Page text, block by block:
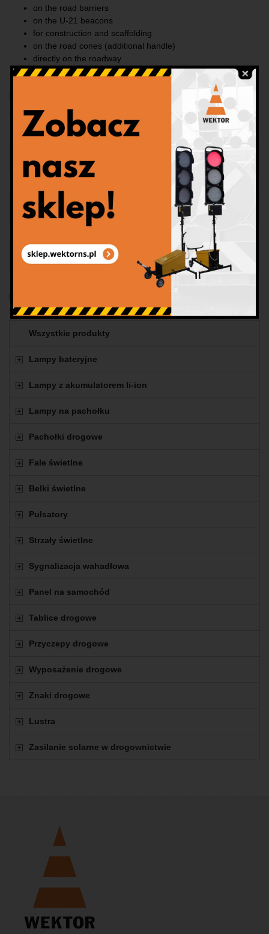
on the road barriers
on the U-21 beacons
for construction and scaffolding
on the road cones (additional handle)
directly on the roadway
Lampy bateryjne
Oznaczenia lamp
Produkty
Wszystkie produkty
Lampy bateryjne
Lampy z akumulatorem li-ion
Lampy na pachołku
Pachołki drogowe
Fale świetlne
Belki świetlne
Pulsatory
Strzały świetlne
Sygnalizacja wahadłowa
Panel na samochód
Tablice drogowe
Przyczepy drogowe
Wyposażenie drogowe
Znaki drogowe
Lustra
Zasilanie solarne w drogownictwie